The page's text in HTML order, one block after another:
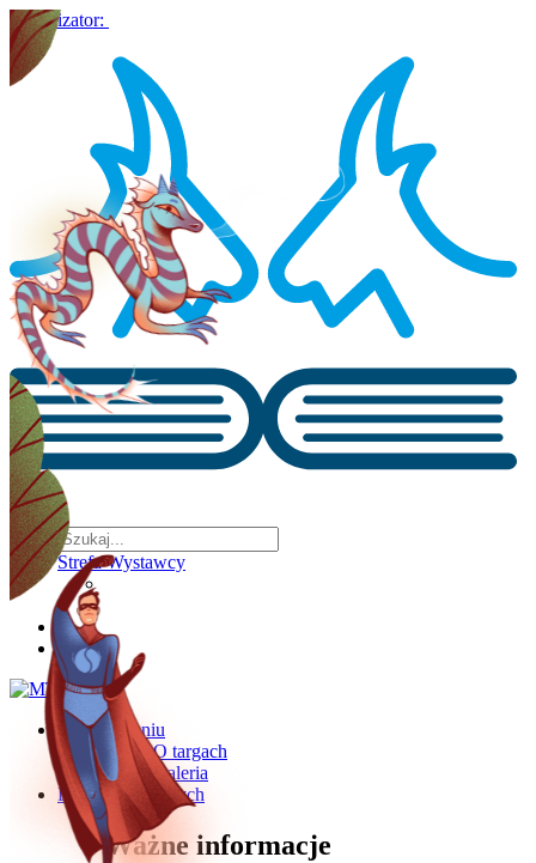
Organizator:
Strefa Wystawcy
O wydarzeniu
O targach
Galeria
Dla Zwiedzających
Ważne informacje